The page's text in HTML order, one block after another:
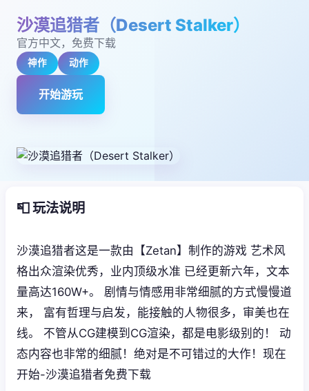
沙漠追猎者（Desert Stalker）
官方中文，免费下载
神作 动作
开始游玩
📮 玩法说明
沙漠追猎者这是一款由【Zetan】制作的游戏 艺术风
格出众渲染优秀，业内顶级水准 已经更新六年，文本
量高达160W+。 剧情与情感用非常细腻的方式慢慢道
来， 富有哲理与启发，能接触的人物很多，审美也在
线。 不管从CG建模到CG渲染，都是电影级别的！ 动
态内容也非常的细腻！绝对是不可错过的大作！现在
开始-沙漠追猎者免费下载